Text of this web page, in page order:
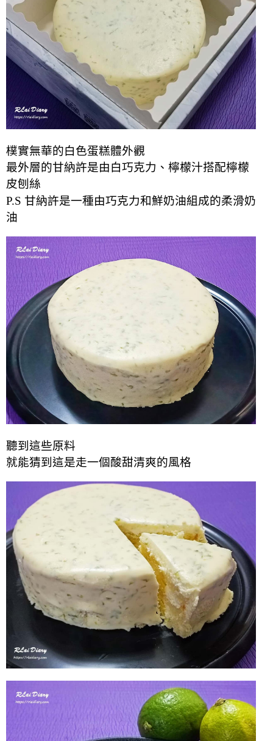
樸實無華的白色蛋糕體外觀
最外層的甘納許是由白巧克力、檸檬汁搭配檸檬
皮刨絲
P.S 甘納許是一種由巧克力和鮮奶油組成的柔滑奶
油
聽到這些原料
就能猜到這是走一個酸甜清爽的風格